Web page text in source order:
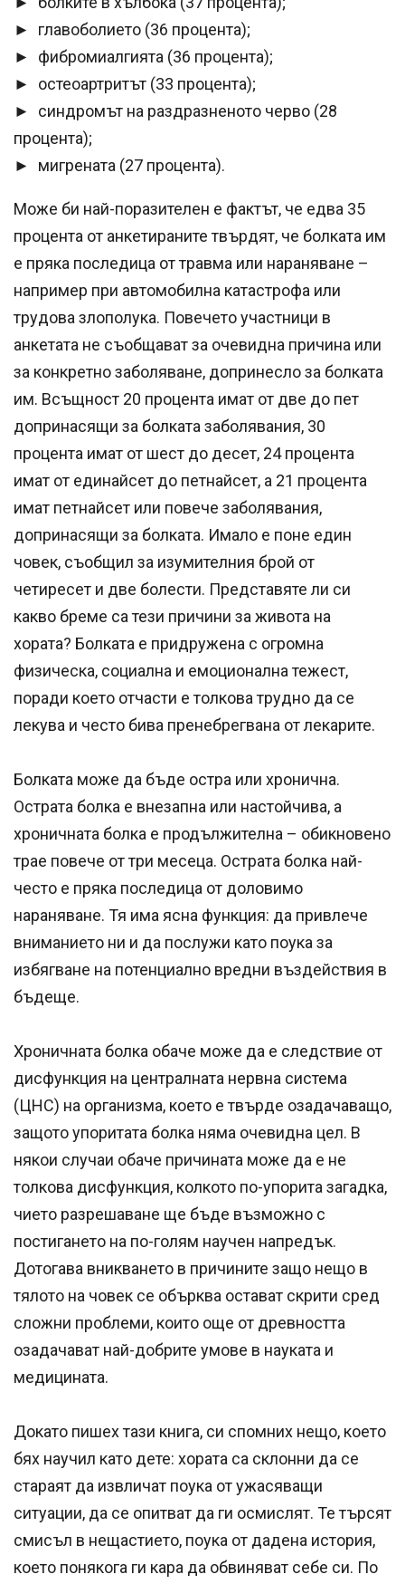
► главоболието (36 процента);
► фибромиалгията (36 процента);
► остеоартритът (33 процента);
► синдромът на раздразненото черво (28
процента);
► мигрената (27 процента).
Може би най-поразителен е фактът, че едва 35
процента от анкетираните твърдят, че болката им
е пряка последица от травма или нараняване –
например при автомобилна катастрофа или
трудова злополука. Повечето участници в
анкетата не съобщават за очевидна причина или
за конкретно заболяване, допринесло за болката
им. Всъщност 20 процента имат от две до пет
допринасящи за болката заболявания, 30
процента имат от шест до десет, 24 процента
имат от единайсет до петнайсет, а 21 процента
имат петнайсет или повече заболявания,
допринасящи за болката. Имало е поне един
човек, съобщил за изумителния брой от
четиресет и две болести. Представяте ли си
какво бреме са тези причини за живота на
хората? Болката е придружена с огромна
физическа, социална и емоционална тежест,
поради което отчасти е толкова трудно да се
лекува и често бива пренебрегвана от лекарите.
Болката може да бъде остра или хронична.
Острата болка е внезапна или настойчива, а
хроничната болка е продължителна – обикновено
трае повече от три месеца. Острата болка най-
често е пряка последица от доловимо
нараняване. Тя има ясна функция: да привлече
вниманието ни и да послужи като поука за
избягване на потенциално вредни въздействия в
бъдеще.
Хроничната болка обаче може да е следствие от
дисфункция на централната нервна система
(ЦНС) на организма, което е твърде озадачаващо,
защото упоритата болка няма очевидна цел. В
някои случаи обаче причината може да е не
толкова дисфункция, колкото по-упорита загадка,
чието разрешаване ще бъде възможно с
постигането на по-голям научен напредък.
Дотогава вникването в причините защо нещо в
тялото на човек се обърква остават скрити сред
сложни проблеми, които още от древността
озадачават най-добрите умове в науката и
медицината.
Докато пишех тази книга, си спомних нещо, което
бях научил като дете: хората са склонни да се
стараят да извличат поука от ужасяващи
ситуации, да се опитват да ги осмислят. Те търсят
смисъл в нещастието, поука от дадена история,
което понякога ги кара да обвиняват себе си. По